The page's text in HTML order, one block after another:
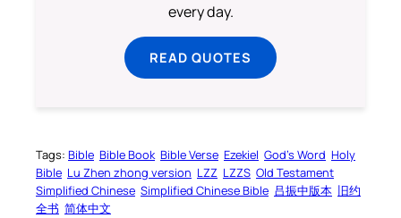
every day.
READ QUOTES
Tags: Bible Bible Book Bible Verse Ezekiel God’s Word Holy
Bible Lu Zhen zhong version LZZ LZZS Old Testament
Simplified Chinese Simplified Chinese Bible 吕振中版本 旧约
全书 简体中文